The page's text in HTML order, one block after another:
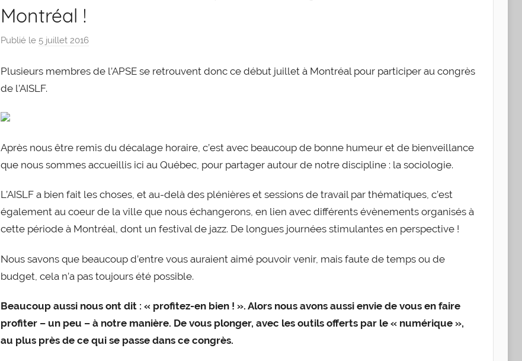
Montréal !
Publié le 5 juillet 2016
r
i
s
Plusieurs membres de l’APSE se retrouvent donc ce début juillet à Montréal pour participer au congrès
de l’AISLF.
Après nous être remis du décalage horaire, c’est avec beaucoup de bonne humeur et de bienveillance
que nous sommes accueillis ici au Québec, pour partager autour de notre discipline : la sociologie.
L’AISLF a bien fait les choses, et au-delà des plénières et sessions de travail par thématiques, c’est
également au coeur de la ville que nous échangerons, en lien avec différents évènements organisés à
cette période à Montréal, dont un festival de jazz. De longues journées stimulantes en perspective !
Nous savons que beaucoup d’entre vous auraient aimé pouvoir venir, mais faute de temps ou de
budget, cela n’a pas toujours été possible.
Beaucoup aussi nous ont dit : « profitez-en bien ! ». Alors nous avons aussi envie de vous en faire
profiter – un peu – à notre manière. De vous plonger, avec les outils offerts par le « numérique »,
au plus près de ce qui se passe dans ce congrès.